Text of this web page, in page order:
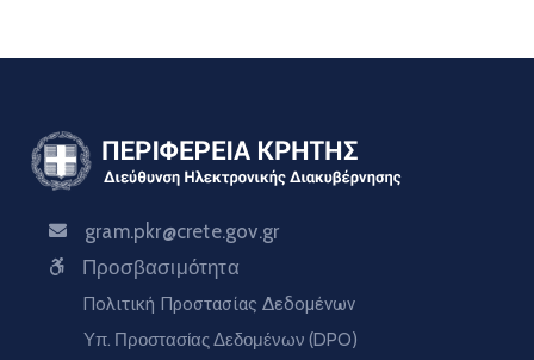
gram.pkr@crete.gov.gr
Προσβασιμότητα
Πολιτική Προστασίας Δεδομένων
Υπ. Προστασίας Δεδομένων (DPO)